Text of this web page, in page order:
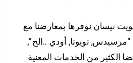
نيسان نوفرها بمعارضنا مع
“مرسيدس, تويوتا, أودي ..الخ”,
الكثير من الخدمات المعنية